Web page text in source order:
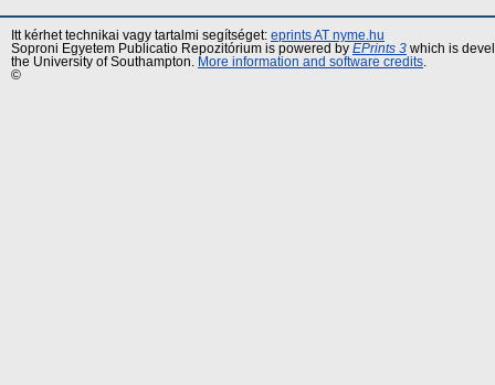
Itt kérhet technikai vagy tartalmi segítséget: eprints AT nyme.hu
Soproni Egyetem Publicatio Repozitórium is powered by EPrints 3 which is
the University of Southampton.
More information and software credits
©